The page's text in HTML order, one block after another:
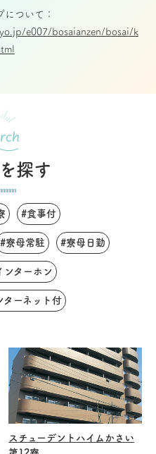
ついて：
e007/bosaianzen/bosai/k
探す
#食事付
#寮母常駐 #寮母日勤
ンターホン
ターネット付
スチューデントハイムかさい